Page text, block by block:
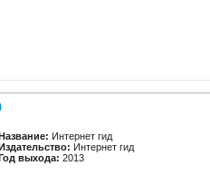
Интернет гид
Интернет гид
выхода: 2013